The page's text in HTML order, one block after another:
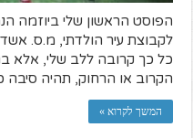
הפוסט הראשון שלי ביוזמה
לקבוצת עיר הולדתי, מ.ס.
כל כך קרובה ללב שלי, אלא
הקרוב או הרחוק, תהיה סיבה
המשך לקרוא »